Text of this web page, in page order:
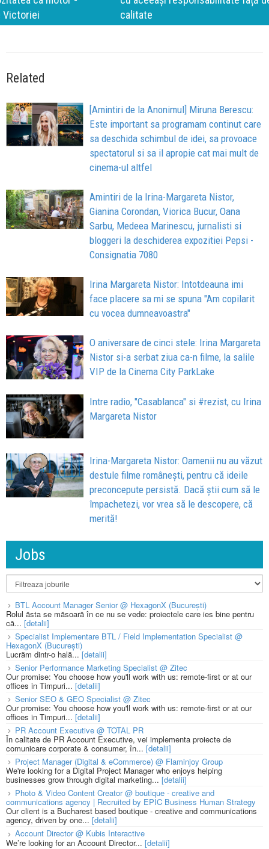
calitate
Related
[Amintiri de la Anonimul] Miruna Berescu:
Este important sa programam continut care
sa deschida schimbul de idei, sa provoace
spectatorul si sa il apropie cat mai mult de
cinema-ul altfel
Amintiri de la Irina-Margareta Nistor,
Gianina Corondan, Viorica Bucur, Oana
Sarbu, Medeea Marinescu, jurnalisti si
bloggeri la deschiderea expozitiei Pepsi -
Consignatia 7080
Irina Margareta Nistor: Intotdeauna imi
face placere sa mi se spuna "Am copilarit
cu vocea dumneavoastra"
O aniversare de cinci stele: Irina Margareta
Nistor si-a serbat ziua ca-n filme, la salile
VIP de la Cinema City ParkLake
Intre radio, "Casablanca" si #rezist, cu Irina
Margareta Nistor
Irina-Margareta Nistor: Oamenii nu au văzut
destule filme românești, pentru că ideile
preconcepute persistă. Dacă știi cum să le
împachetezi, vor vrea să le descopere, că
merită!
Jobs
BTL Account Manager Senior @ HexagonX (București)
Rolul ăsta se măsoară în ce nu se vede: proiectele care ies bine pentru
că... [detalii]
Specialist Implementare BTL / Field Implementation Specialist @
HexagonX (București)
Lucrăm dintr-o hală...[detalii]
Senior Performance Marketing Specialist @ Zitec
Our promise: You choose how you'll work with us: remote-first or at our
offices in Timpuri... [detalii]
Senior SEO & GEO Specialist @ Zitec
Our promise: You choose how you'll work with us: remote-first or at our
offices in Timpuri... [detalii]
PR Account Executive @ TOTAL PR
În calitate de PR Account Executive, vei implementa proiecte de
comunicare corporate & consumer, în... [detalii]
Project Manager (Digital & eCommerce) @ Flaminjoy Group
We're looking for a Digital Project Manager who enjoys helping
businesses grow through digital marketing... [detalii]
Photo & Video Content Creator @ boutique - creative and
communications agency | Recruited by EPIC Business Human Strategy
Our client is a Bucharest based boutique - creative and communications
agency, driven by one... [detalii]
Account Director @ Kubis Interactive
We’re looking for an Account Director... [detalii]